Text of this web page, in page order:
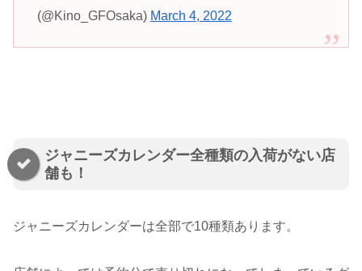
(@Kino_GFOsaka) March 4, 2022
ジャニーズカレンダー全種類の入荷がない店
舗も！
ジャニーズカレンダーは全部で10種類あります。